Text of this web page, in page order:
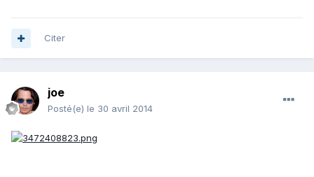
Citer
joe
Posté(e) le 30 avril 2014